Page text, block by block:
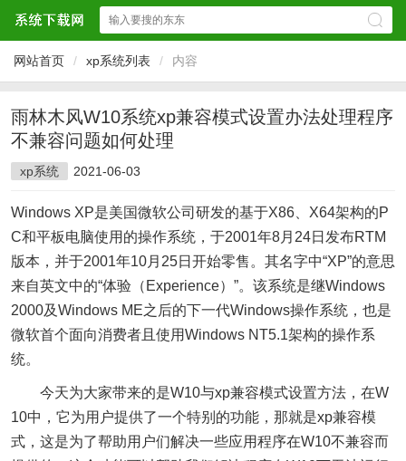
网站首页 / xp系统列表 / 内容
雨林木风W10系统xp兼容模式设置办法处理程序
不兼容问题如何处理
xp系统 2021-06-03
Windows XP是美国微软公司研发的基于X86、X64架构的P
C和平板电脑使用的操作系统，于2001年8月24日发布RTM
版本，并于2001年10月25日开始零售。其名字中“XP”的意思
来自英文中的“体验（Experience）”。该系统是继Windows
2000及Windows ME之后的下一代Windows操作系统，也是
微软首个面向消费者且使用Windows NT5.1架构的操作系
统。
今天为大家带来的是W10与xp兼容模式设置方法，在W
10中，它为用户提供了一个特别的功能，那就是xp兼容模
式，这是为了帮助用户们解决一些应用程序在W10不兼容而